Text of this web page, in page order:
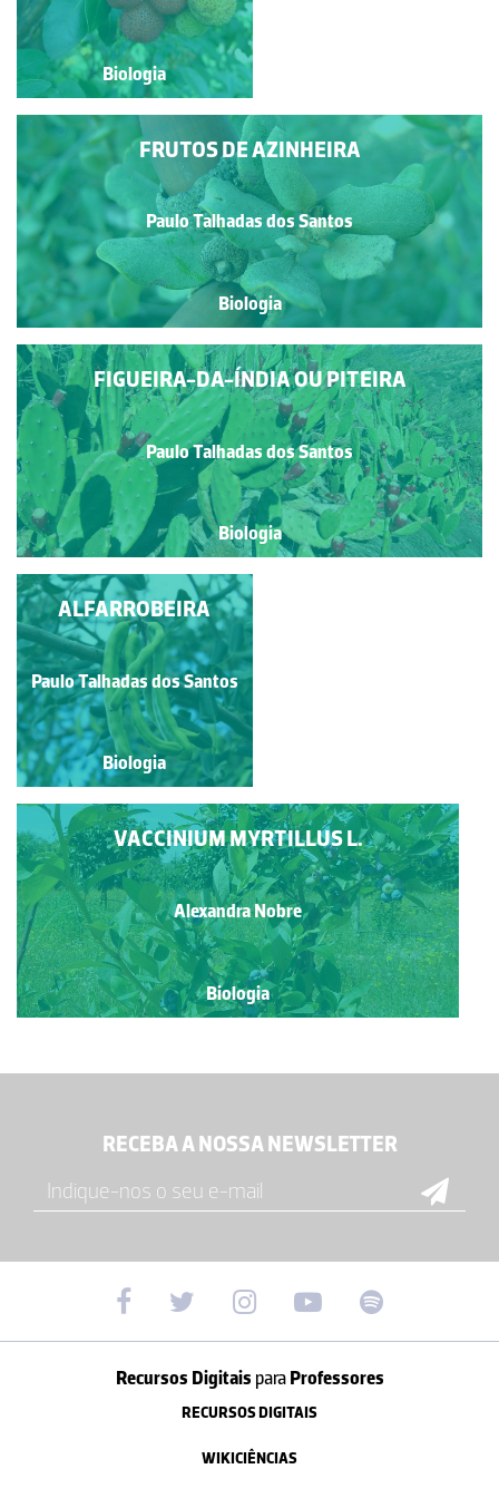
Biologia
FRUTOS DE AZINHEIRA
Paulo Talhadas dos Santos
Biologia
Biologia
FIGUEIRA-DA-ÍNDIA OU PITEIRA
Paulo Talhadas dos Santos
Biologia
CEREJEIRA
Paulo Talhadas dos Santos
Biologia
ALFARROBEIRA
Paulo Talhadas dos Santos
Biologia
VACCINIUM MYRTILLUS L.
Alexandra Nobre
Biologia
RECEBA A NOSSA NEWSLETTER
Recursos Digitais paraProfessores
RECURSOS DIGITAIS
WIKICIÊNCIAS